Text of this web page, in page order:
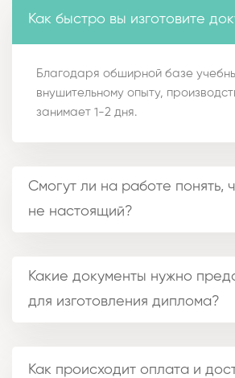
Как быстро вы изготовите
Благодаря обширной базе
внушительному опыту,
занимает 1-2 дня.
Смогут ли на работе понять,
не настоящий?
Какие документы нужно
для изготовления диплома?
Как происходит оплата и